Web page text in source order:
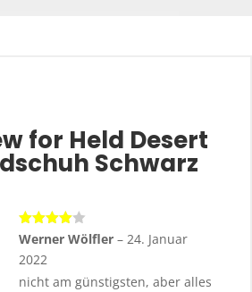
for Held Desert
Schwarz
Bewertet
mit4
von 5
Werner Wölfler – 24. Januar
2022
nicht am günstigsten, aber alles